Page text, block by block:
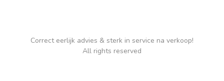
Correct eerlijk advies & sterk in service na verkoop!
All rights reserved